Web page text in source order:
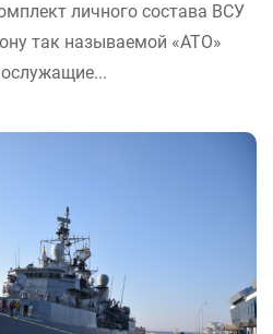
личного состава ВСУ
так называемой «АТО»